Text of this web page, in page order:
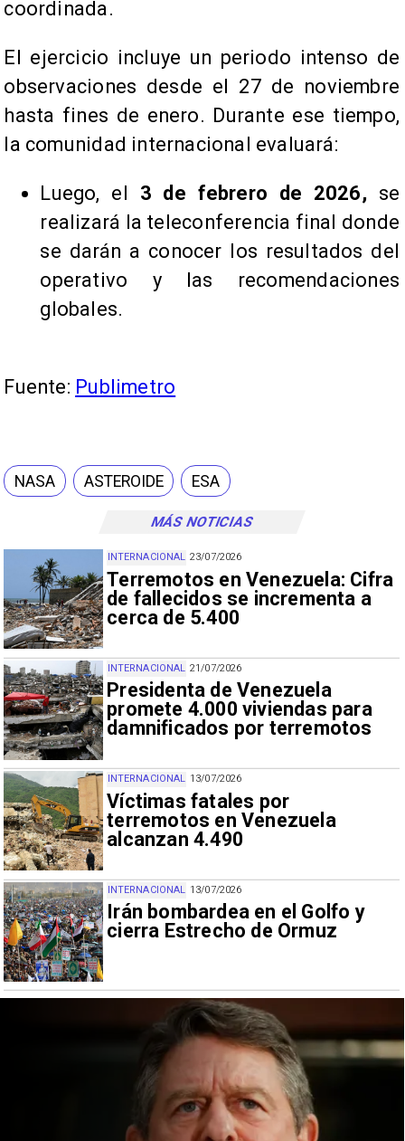
MÁS NOTICIAS
23/07/2026
Terremotos en Venezuela: Cifra
de fallecidos se incrementa a
cerca de 5.400
INTERNACIONAL
21/07/2026
Presidenta de Venezuela
promete 4.000 viviendas para
damnificados por terremotos
INTERNACIONAL
13/07/2026
Víctimas fatales por
terremotos en Venezuela
alcanzan 4.490
INTERNACIONAL
13/07/2026
Irán bombardea en el Golfo y
cierra Estrecho de Ormuz
INTERNACIONAL
coordinada.
El ejercicio incluye un periodo intenso de
observaciones desde el 27 de noviembre
hasta fines de enero. Durante ese tiempo,
la comunidad internacional evaluará:
Luego, el 3 de febrero de 2026, se
realizará la teleconferencia final donde
se darán a conocer los resultados del
operativo y las recomendaciones
globales.
Fuente: Publimetro
NASA ASTEROIDE ESA